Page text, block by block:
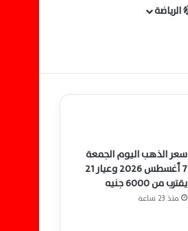
الرياضة
سعر الذهب اليوم الجمعة
7 أغسطس 2026 وعيار 21
يقترب من 6000 جنيه
منذ 23 ساعة